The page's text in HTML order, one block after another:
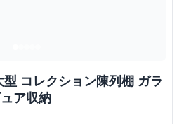
コレクション陳列棚 ガラ
ア収納